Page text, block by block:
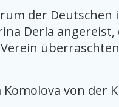
der
Derla
von der